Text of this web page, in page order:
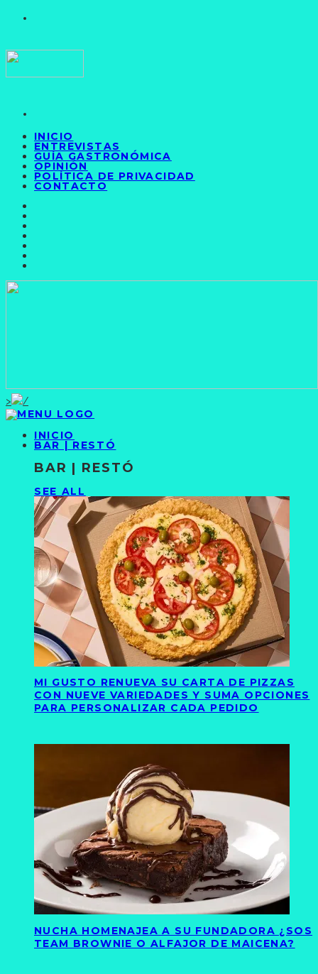
INICIO
ENTREVISTAS
GUÍA GASTRONÓMICA
OPINIÓN
POLÍTICA DE PRIVACIDAD
CONTACTO
>
INICIO
BAR | RESTÓ
BAR | RESTÓ
SEE ALL
MI GUSTO RENUEVA SU CARTA DE PIZZAS
CON NUEVE VARIEDADES Y SUMA OPCIONES
PARA PERSONALIZAR CADA PEDIDO
NUCHA HOMENAJEA A SU FUNDADORA ¿SOS
TEAM BROWNIE O ALFAJOR DE MAICENA?